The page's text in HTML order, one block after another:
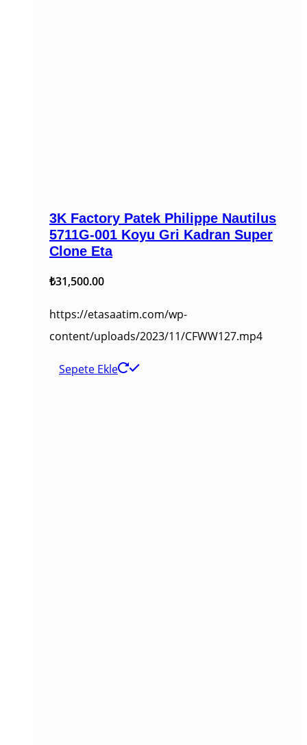
3K Factory Patek Philippe Nautilus
5711G-001 Koyu Gri Kadran Super
Clone Eta
₺31,500.00
https://etasaatim.com/wp-
content/uploads/2023/11/CFWW127.mp4
Sepete Ekle